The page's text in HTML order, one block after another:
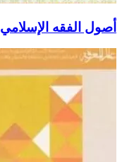
أصول الفقه الإسلامي